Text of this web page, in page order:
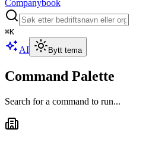
Companybook
⌘K
AI Bytt tema
Command Palette
Search for a command to run...